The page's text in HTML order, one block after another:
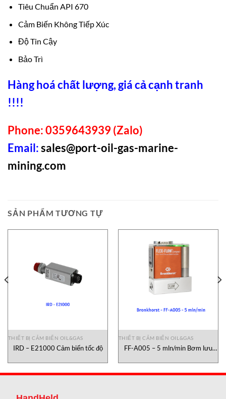
Tiêu Chuẩn API 670
Cảm Biến Không Tiếp Xúc
Độ Tin Cậy
Bảo Trì
Hàng hoá chất lượng, giá cả cạnh tranh
!!!!
Phone: 0359643939 (Zalo)
Email:sales@port-oil-gas-marine-
mining.com
SẢN PHẨM TƯƠNG TỰ
THIẾT BỊ CẢM BIẾN OIL&GAS
IRD – E21000 Cảm biến tốc độ
THIẾT BỊ CẢM BIẾN OIL&GAS
FF-A005 – 5 mln/min Bơm lưu